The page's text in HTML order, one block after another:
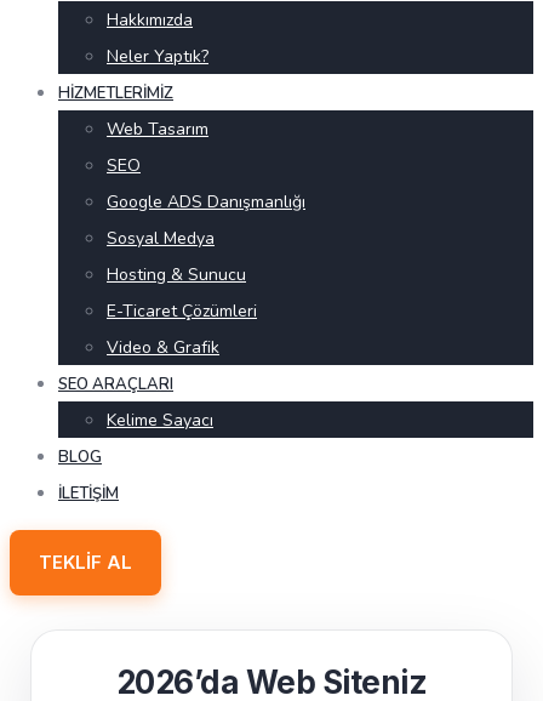
Hakkımızda
Neler Yaptık?
HIZMETLERIMIZ
Web Tasarım
SEO
Google ADS Danışmanlığı
Sosyal Medya
Hosting & Sunucu
E-Ticaret Çözümleri
Video & Grafik
SEO ARAÇLARI
Kelime Sayacı
BLOG
İLETIŞIM
TEKLIF AL
2026’da Web Siteniz